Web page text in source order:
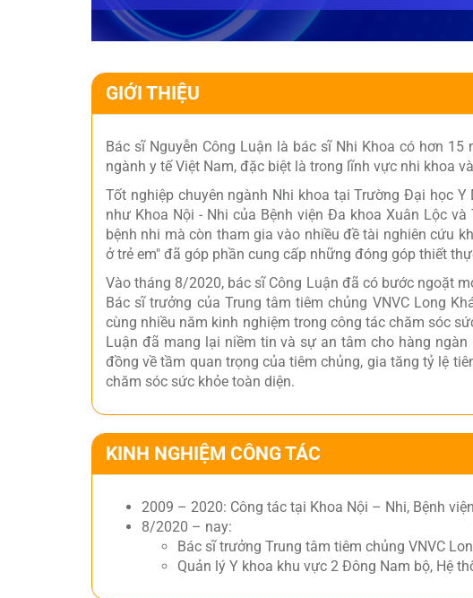
GIỚI THIỆU
Bác sĩ Nguyễn Công Luận là bác sĩ Nhi Khoa có hơn
ngành y tế Việt Nam, đặc biệt là trong lĩnh vực nhi khoa
Tốt nghiệp chuyên ngành Nhi khoa tại Trường Đại học
như Khoa Nội - Nhi của Bệnh viện Đa khoa Xuân Lộc
bệnh nhi mà còn tham gia vào nhiều đề tài nghiên cứu
ở trẻ em" đã góp phần cung cấp những đóng góp thiết
Vào tháng 8/2020, bác sĩ Công Luận đã có bước ngoặt
Bác sĩ trưởng của Trung tâm tiêm chủng VNVC Long
cùng nhiều năm kinh nghiệm trong công tác chăm sóc
Luận đã mang lại niềm tin và sự an tâm cho hàng
đồng về tầm quan trọng của tiêm chủng, gia tăng tỷ lệ
chăm sóc sức khỏe toàn diện.
KINH NGHIỆM CÔNG TÁC
2009 – 2020: Công tác tại Khoa Nội – Nhi, Bệnh
8/2020 – nay:
Bác sĩ trưởng Trung tâm tiêm chủng VNVC
Quản lý Y khoa khu vực 2 Đông Nam bộ, Hệ